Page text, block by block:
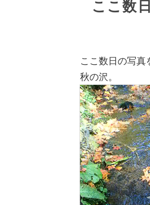
ここ数
ここ数日の写真
秋の沢。